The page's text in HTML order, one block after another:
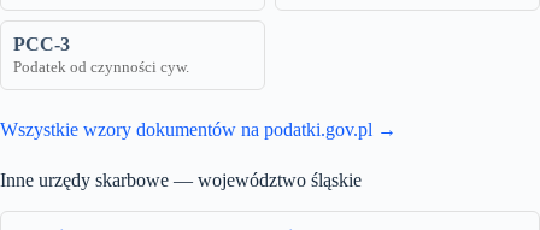
PCC-3
Podatek od czynności cyw.
Wszystkie wzory dokumentów na podatki.gov.pl →
Inne urzędy skarbowe — województwo śląskie